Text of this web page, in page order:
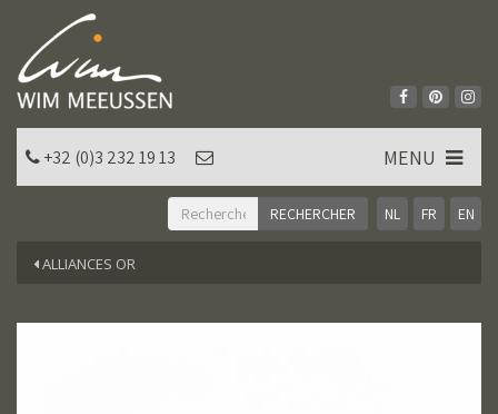
NL FR EN
+32 (0)3 232 19 13 MENU
ALLIANCES OR